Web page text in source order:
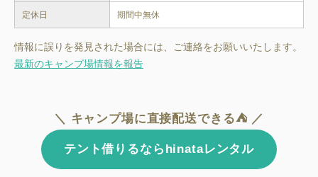
定休日 期間中無休
情報に誤りを発見された場合には、ご連絡をお願いいたします。
最新のキャンプ場情報を報告
＼ キャンプ場に直接配送できる⛺ ／
テント借りるならhinataレンタル